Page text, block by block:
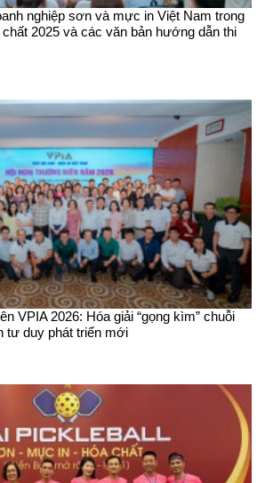
nghiệp sơn và mực in Việt Nam trong
2025 và các văn bản hướng dẫn thi
VPIA 2026: Hóa giải “gọng kìm” chuỗi
tư duy phát triển mới